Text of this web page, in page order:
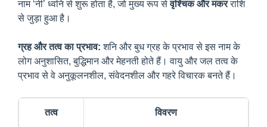
नाम ‘नी’ ध्वनि से शुरू होता है, जो मुख्य रूप सेवृश्चिक और मकरराशि
से जुड़ा हुआ है।
ग्रह और तत्व का प्रभाव: शनि और बुध ग्रह के प्रभाव से इस नाम के
लोग अनुशासित, बुद्धिमान और मेहनती होते हैं। वायु और जल तत्व के
प्रभाव से वे अनुकूलनशील, संवेदनशील और गहरे विचारक बनते हैं।
तत्व विवरण